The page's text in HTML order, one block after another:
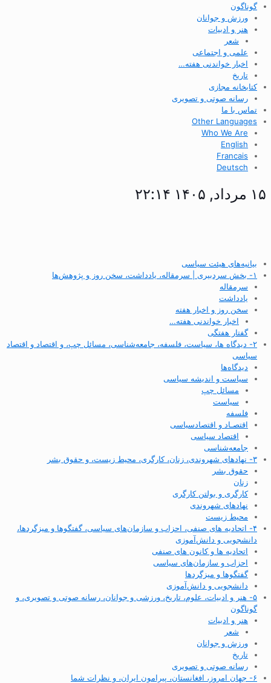
گوناگون
ورزش و جوانان
هنر و ادبیات
شعر
علمی و اجتماعی
اخبار خواندنی هفته…
تاریخ
کتابخانه مجازی
رسانه صوتی و تصویری
تماس با ما
Other Languages
Who We Are
English
Francais
Deutsch
۱۵ مرداد, ۱۴۰۵ ۲۲:۱۴
بیانیه‌های هیئت سیاسی
۱- بخش سردبیری | سرمقاله، یادداشت، سخن روز و پژوهش‌ها
سرمقاله
یادداشت
سخن روز و اخبار هفته
اخبار خواندنی هفته…
گفتار هفتگی
۲- دیدگاه ها، سیاست، فلسفه، جامعه‌شناسی، مسائل چپ، و اقتصاد و اقتصاد
سیاسی
دیدگاه‌ها
سیاست و اندیشه سیاسی
مسائل چپ
سیاست
فلسفه
اقتصـاد و اقتصاد‌سیاسی
اقتصاد سیاسی
جامعه‌شناسی
۳- نهادهای شهروندی، زنان، کارگری، محیط زیست، و حقوق بشر
حقوق بشر
زنان
کارگری و بولتن کارگری
نهادهای شهروندی
محیط زیست
۴- اتحادیه های صنفی، احزاب و سازمان‌های سیاسی، گفتگوها و میزگردها،
دانشجویی و دانش‌آموزی
اتحادیه ها و کانون های صنفی
احزاب و سازمان‌های سیاسی
گفتگوها و میزگردها
دانشجویی و دانش‌آموزی
۵- هنر و ادبیات، علوم، تاریخ، ورزشی و جوانان، رسانه صوتی و تصویری، و
گوناگون
هنر و ادبیات
شعر
ورزش و جوانان
تاریخ
رسانه صوتی و تصویری
۶- جهان امروز، افغانستان، پیرامون ایران، و نظرات شما